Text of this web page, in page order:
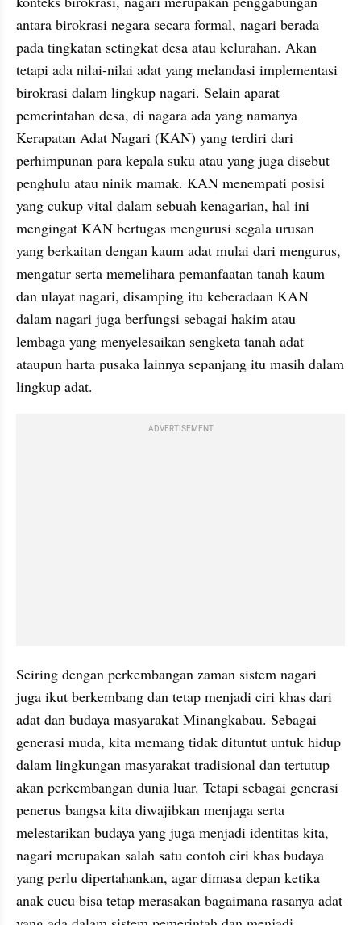
antara birokrasi negara secara formal, nagari berada
pada tingkatan setingkat desa atau kelurahan. Akan
tetapi ada nilai-nilai adat yang melandasi implementasi
birokrasi dalam lingkup nagari. Selain aparat
pemerintahan desa, di nagara ada yang namanya
Kerapatan Adat Nagari (KAN) yang terdiri dari
perhimpunan para kepala suku atau yang juga disebut
penghulu atau ninik mamak. KAN menempati posisi
yang cukup vital dalam sebuah kenagarian, hal ini
mengingat KAN bertugas mengurusi segala urusan
yang berkaitan dengan kaum adat mulai dari mengurus,
mengatur serta memelihara pemanfaatan tanah kaum
dan ulayat nagari, disamping itu keberadaan KAN
dalam nagari juga berfungsi sebagai hakim atau
lembaga yang menyelesaikan sengketa tanah adat
ataupun harta pusaka lainnya sepanjang itu masih dalam
lingkup adat.
ADVERTISEMENT
Seiring dengan perkembangan zaman sistem nagari
juga ikut berkembang dan tetap menjadi ciri khas dari
adat dan budaya masyarakat Minangkabau. Sebagai
generasi muda, kita memang tidak dituntut untuk hidup
dalam lingkungan masyarakat tradisional dan tertutup
akan perkembangan dunia luar. Tetapi sebagai generasi
penerus bangsa kita diwajibkan menjaga serta
melestarikan budaya yang juga menjadi identitas kita,
nagari merupakan salah satu contoh ciri khas budaya
yang perlu dipertahankan, agar dimasa depan ketika
anak cucu bisa tetap merasakan bagaimana rasanya adat